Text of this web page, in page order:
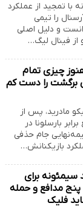
با تمجید از عملکرد
را تیمی
و دلیل اصلی
از فینال لیگ…
چیزی تمام
برگشت را دست کم
مادرید، پس از
بارسلونا در
جام حذفی
بازیکنانش…
برای
پنج مدافع و حمله
فلیک